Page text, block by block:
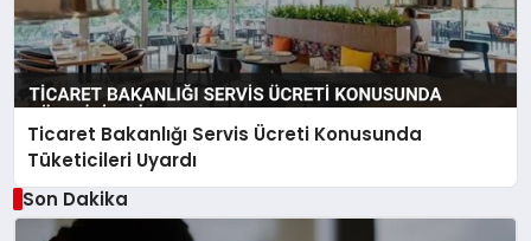
Ticaret Bakanlığı Servis Ücreti Konusunda
Tüketicileri Uyardı
Son Dakika